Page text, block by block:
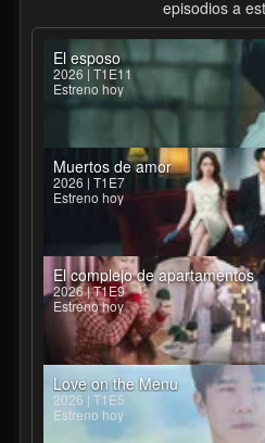
episodios a
El esposo
2026 | T1E11
Estreno hoy
Muertos de amor
2026 | T1E7
Estreno hoy
El complejo de apartamentos
2026 | T1E9
Estreno hoy
Love on the Menu
2026 | T1E5
Estreno hoy